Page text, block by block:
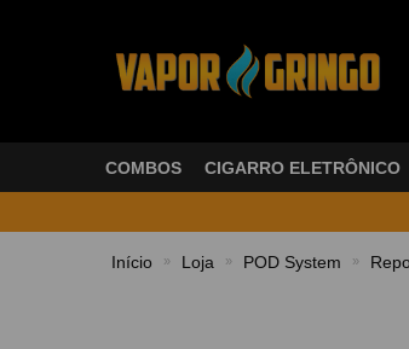
COMBOS CIGARRO ELETRÔNICO
Início » Loja » POD System »